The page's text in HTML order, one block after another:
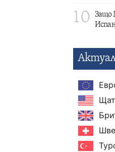
10
Защо